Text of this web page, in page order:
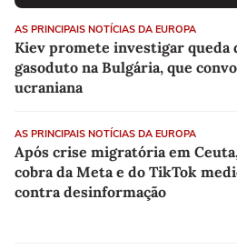
AS PRINCIPAIS NOTÍCIAS DA EUROPA
Kiev promete investigar queda
gasoduto na Bulgária, que
ucraniana
AS PRINCIPAIS NOTÍCIAS DA EUROPA
Após crise migratória em
cobra da Meta e do TikTok
contra desinformação